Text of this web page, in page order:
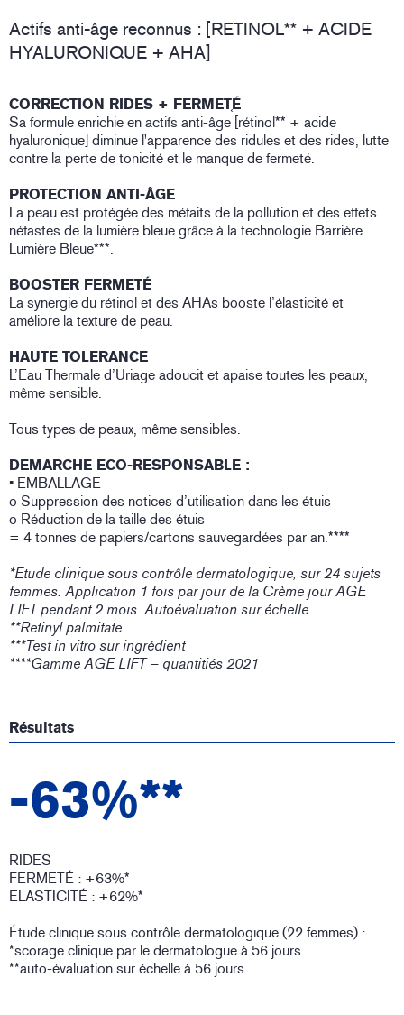
Actifs anti-âge reconnus : [RETINOL** + ACIDE
HYALURONIQUE + AHA]
CORRECTION RIDES + FERMET֤É
Sa formule enrichie en actifs anti-âge [rétinol** + acide
hyaluronique] diminue l'apparence des ridules et des rides, lutte
contre la perte de tonicité et le manque de fermeté.
PROTECTION ANTI-ÂGE
La peau est protégée des méfaits de la pollution et des effets
néfastes de la lumière bleue grâce à la technologie Barrière
Lumière Bleue***.
BOOSTER FERMETÉ
La synergie du rétinol et des AHAs booste l’élasticité et
améliore la texture de peau.
HAUTE TOLERANCE
L’Eau Thermale d’Uriage adoucit et apaise toutes les peaux,
même sensible.
Tous types de peaux, même sensibles.
DEMARCHE ECO-RESPONSABLE :
• EMBALLAGE
o Suppression des notices d’utilisation dans les étuis
o Réduction de la taille des étuis
= 4 tonnes de papiers/cartons sauvegardées par an.****
*Etude clinique sous contrôle dermatologique, sur 24 sujets
femmes. Application 1 fois par jour de la Crème jour AGE
LIFT pendant 2 mois. Autoévaluation sur échelle.
**Retinyl palmitate
***Test in vitro sur ingrédient
****Gamme AGE LIFT – quantitiés 2021
Résultats
-63%**
RIDES
FERMETÉ : +63%*
ELASTICITÉ : +62%*
Étude clinique sous contrôle dermatologique (22 femmes) :
*scorage clinique par le dermatologue à 56 jours.
**auto-évaluation sur échelle à 56 jours.